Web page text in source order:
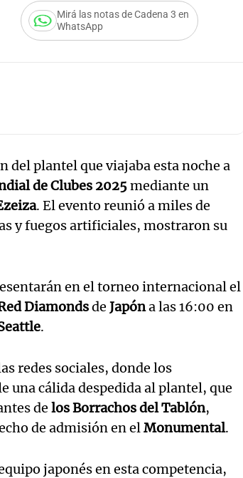
Mirá las notas de Cadena 3 en
WhatsApp
del plantel que viajaba esta noche a
de Clubes 2025mediante un
. El evento reunió a miles de
y fuegos artificiales, mostraron su
en el torneo internacional el
Diamondsde Japóna las 16:00 en
.
redes sociales, donde los
una cálida despedida al plantel, que
de los Borrachos del Tablón,
de admisión en elMonumental.
japonés en esta competencia,